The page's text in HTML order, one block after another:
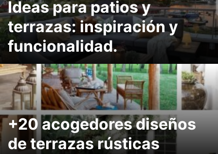
Ideas para patios y
terrazas: inspiración y
funcionalidad.
+20 acogedores diseños
de terrazas rústicas